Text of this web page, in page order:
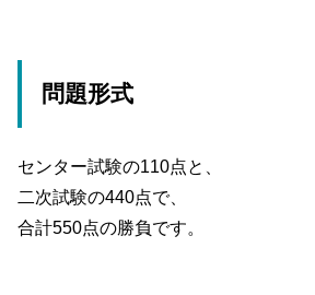
問題形式
センター試験の110点と、
二次試験の440点で、
合計550点の勝負です。